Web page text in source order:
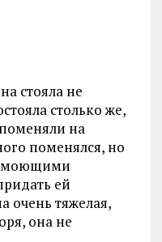
стояла не
столько же,
на
поменялся, но
моющими
ей
очень тяжелая,
она не